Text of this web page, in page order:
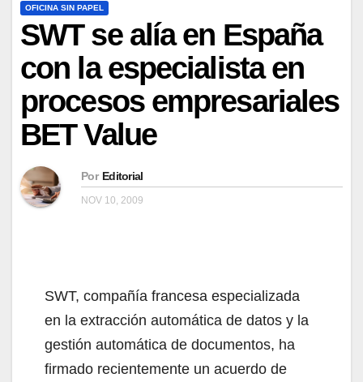
OFICINA SIN PAPEL
SWT se alía en España
con la especialista en
procesos empresariales
BET Value
Por Editorial
NOV 10, 2009
SWT, compañía francesa especializada
en la extracción automática de datos y la
gestión automática de documentos, ha
firmado recientemente un acuerdo de